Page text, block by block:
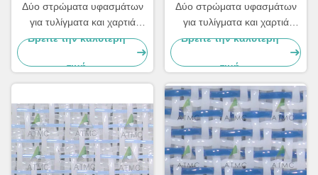
Δύο στρώματα υφασμάτων
για τυλίγματα και χαρτιά
συσκευασίας, τύπων χαρτών
Βρείτε την καλύτερη
τιμή
Δύο στρώματα υφασμάτων
για τυλίγματα και χαρτιά
συσκευασίας, τύπων χαρτών
Βρείτε την καλύτερη
τιμή